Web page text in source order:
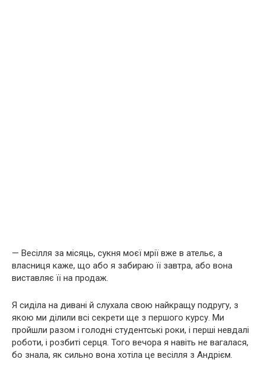
— Весілля за місяць, сукня моєї мрії вже в ательє, а
власниця каже, що або я забираю її завтра, або вона
виставляє її на продаж.
Я сиділа на дивані й слухала свою найкращу подругу, з
якою ми ділили всі секрети ще з першого курсу. Ми
пройшли разом і голодні студентські роки, і перші невдалі
роботи, і розбиті серця. Того вечора я навіть не вагалася,
бо знала, як сильно вона хотіла це весілля з Андрієм.